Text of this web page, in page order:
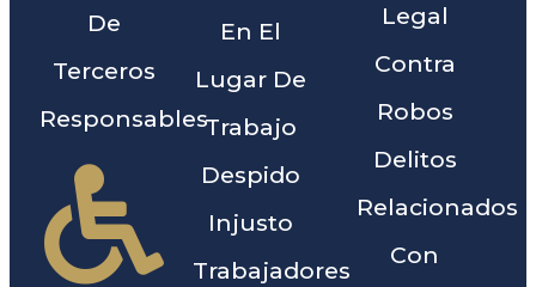
De
Terceros
Responsables
En El
Lugar De
Trabajo
Despido
Injusto
Trabajadores
Legal
Contra
Robos
Delitos
Relacionados
Con